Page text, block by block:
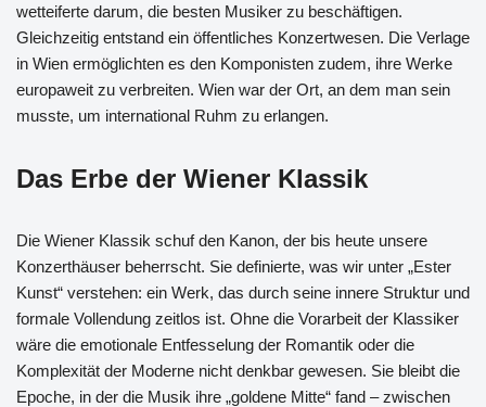
wetteiferte darum, die besten Musiker zu beschäftigen.
Gleichzeitig entstand ein öffentliches Konzertwesen. Die Verlage
in Wien ermöglichten es den Komponisten zudem, ihre Werke
europaweit zu verbreiten. Wien war der Ort, an dem man sein
musste, um international Ruhm zu erlangen.
Das Erbe der Wiener Klassik
Die Wiener Klassik schuf den Kanon, der bis heute unsere
Konzerthäuser beherrscht. Sie definierte, was wir unter „Ester
Kunst“ verstehen: ein Werk, das durch seine innere Struktur und
formale Vollendung zeitlos ist. Ohne die Vorarbeit der Klassiker
wäre die emotionale Entfesselung der Romantik oder die
Komplexität der Moderne nicht denkbar gewesen. Sie bleibt die
Epoche, in der die Musik ihre „goldene Mitte“ fand – zwischen